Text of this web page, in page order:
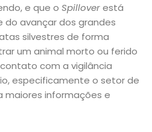
e que oSpilloverestá
avançar dos grandes
silvestres de forma
um animal morto ou ferido
com a vigilância
especificamente o setor de
maiores informações e